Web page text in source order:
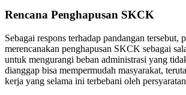
Rencana Penghapusan SKCK
Sebagai respons terhadap pandangan tersebut,
merencanakan penghapusan SKCK sebagai
untuk mengurangi beban administrasi yang
dianggap bisa mempermudah masyarakat,
kerja yang selama ini terbebani oleh